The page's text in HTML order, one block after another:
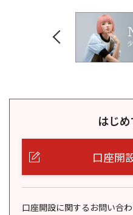
はじ
口座開
口座開設に関するお問い合